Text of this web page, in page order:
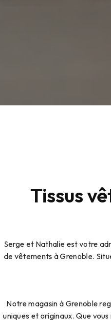
Tissus
Serge et Nathalie est votre
de vêtements à Grenoble.
Notre magasin à Grenoble
uniques et originaux. Que